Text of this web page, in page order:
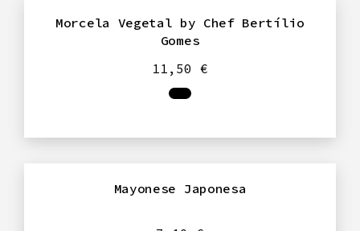
Morcela Vegetal by Chef Bertílio
Gomes
11,50 €
Mayonese Japonesa